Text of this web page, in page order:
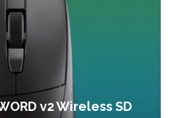
v2 Wireless SD